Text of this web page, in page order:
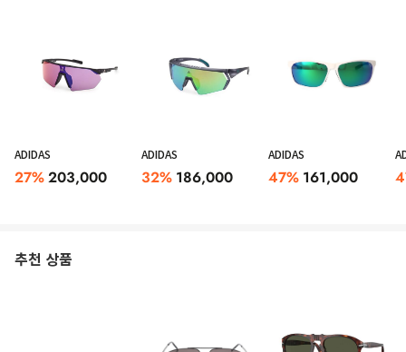
ADIDAS
27%203,000
ADIDAS
32% 186,000
ADIDAS
47% 161,000
추천 상품